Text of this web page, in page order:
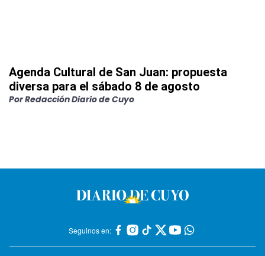
Agenda Cultural de San Juan: propuesta
diversa para el sábado 8 de agosto
PorRedacción Diario de Cuyo
Seguinos en: